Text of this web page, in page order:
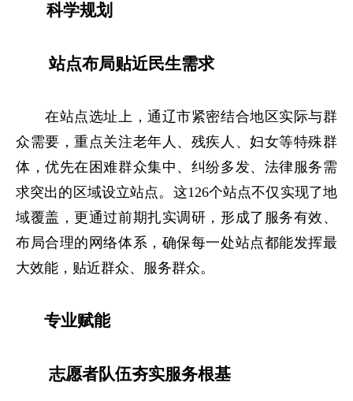
科学规划
站点布局贴近民生需求
在站点选址上，通辽市紧密结合地区实际与群
众需要，重点关注老年人、残疾人、妇女等特殊群
体，优先在困难群众集中、纠纷多发、法律服务需
求突出的区域设立站点。这126个站点不仅实现了地
域覆盖，更通过前期扎实调研，形成了服务有效、
布局合理的网络体系，确保每一处站点都能发挥最
大效能，贴近群众、服务群众。
专业赋能
志愿者队伍夯实服务根基